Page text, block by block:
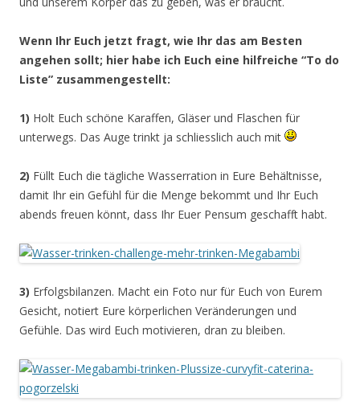
Wenn Ihr Euch jetzt fragt, wie Ihr das am Besten
angehen sollt; hier habe ich Euch eine hilfreiche “To do
Liste” zusammengestellt:
1) Holt Euch schöne Karaffen, Gläser und Flaschen für
unterwegs. Das Auge trinkt ja schliesslich auch mit
2) Füllt Euch die tägliche Wasserration in Eure Behältnisse,
damit Ihr ein Gefühl für die Menge bekommt und Ihr Euch
abends freuen könnt, dass Ihr Euer Pensum geschafft habt.
3) Erfolgsbilanzen. Macht ein Foto nur für Euch von Eurem
Gesicht, notiert Eure körperlichen Veränderungen und
Gefühle. Das wird Euch motivieren, dran zu bleiben.